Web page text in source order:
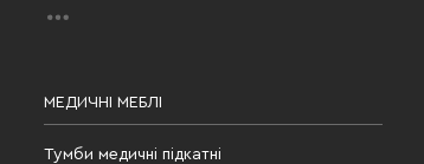
МЕДИЧНІ МЕБЛІ
Тумби медичні підкатні